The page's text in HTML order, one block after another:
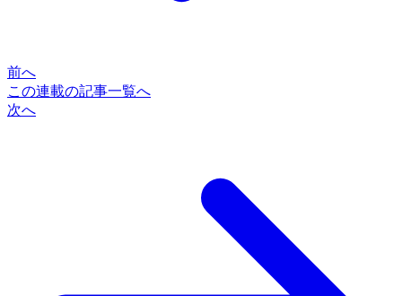
前へ
この連載の記事一覧へ
次へ